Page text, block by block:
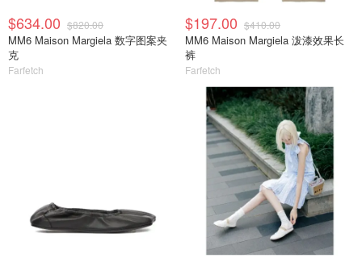
$634.00 $820.00
MM6 Maison Margiela 数字图案夹
克
Farfetch
$197.00 $410.00
MM6 Maison Margiela 泼漆效果长
裤
Farfetch